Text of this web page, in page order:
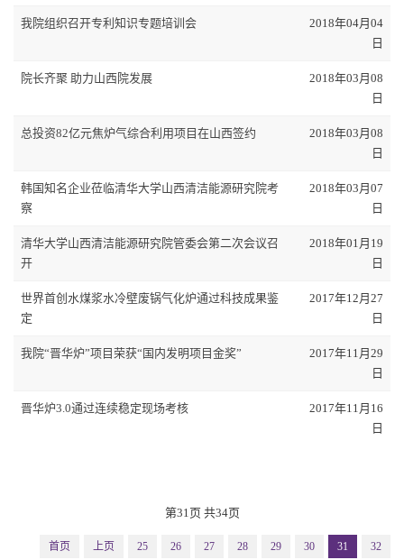
我院组织召开专利知识专题培训会
2018年04月04
日
院长齐聚 助力山西院发展
2018年03月08
日
总投资82亿元焦炉气综合利用项目在山西签约
2018年03月08
日
韩国知名企业莅临清华大学山西清洁能源研究院考
察
2018年03月07
日
清华大学山西清洁能源研究院管委会第二次会议召
开
2018年01月19
日
世界首创水煤浆水冷壁废锅气化炉通过科技成果鉴
定
2017年12月27
日
我院“晋华炉”项目荣获“国内发明项目金奖”
2017年11月29
日
晋华炉3.0通过连续稳定现场考核
2017年11月16
日
第31页 共34页
首页 上页 25 26 27 28 29 30 31 32